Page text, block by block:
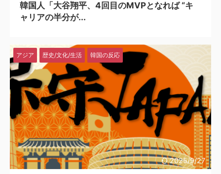
韓国人「大谷翔平、4回目のMVPとなれば “キ
ャリアの半分が...
2025/9/27
アジア 歴史/文化/生活 韓国の反応